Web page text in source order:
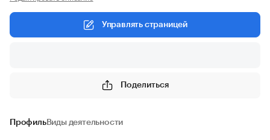
Управлять страницей
Поделиться
ПрофильВиды деятельности